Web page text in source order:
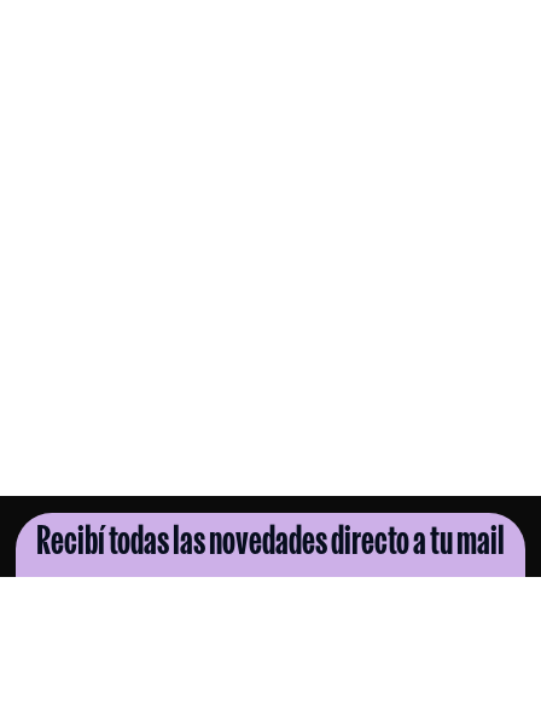
Recibí todas las novedades directo a tu mail